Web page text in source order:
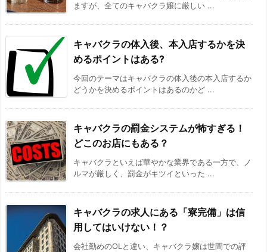
ますが、全てのキャバクラ嬢に厳しい ...
キャバクラの体入後、本入店するかを決
めるポイントはある?
今回のテーマはキャバクラの体入後の本入店するか
どうかを決めるポイントはあるのかど ...
キャバクラの罰金システムが怖すぎる！
どこのお店にもある？
キャバクラといえば華やかな業界である一方で、ノ
ルマが厳しく、罰金がキツイといった ...
キャバクラの求人にある「寮完備」は信
用してはいけない！？
会社勤めのOLと違い、キャバクラ嬢は世間での評